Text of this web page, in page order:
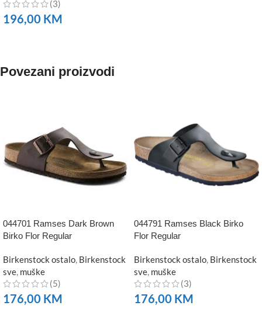
(3)
196,00 KM
Povezani proizvodi
044701 Ramses Dark Brown
Birko Flor Regular
Birkenstock ostalo, Birkenstock
sve, muške
(5)
176,00 KM
044791 Ramses Black Birko
Flor Regular
Birkenstock ostalo, Birkenstock
sve, muške
(3)
176,00 KM